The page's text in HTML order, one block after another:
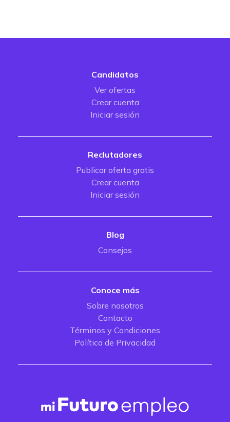
Candidatos
Ver ofertas
Crear cuenta
Iniciar sesión
Reclutadores
Publicar oferta gratis
Crear cuenta
Iniciar sesión
Blog
Consejos
Conoce más
Sobre nosotros
Contacto
Términos y Condiciones
Política de Privacidad